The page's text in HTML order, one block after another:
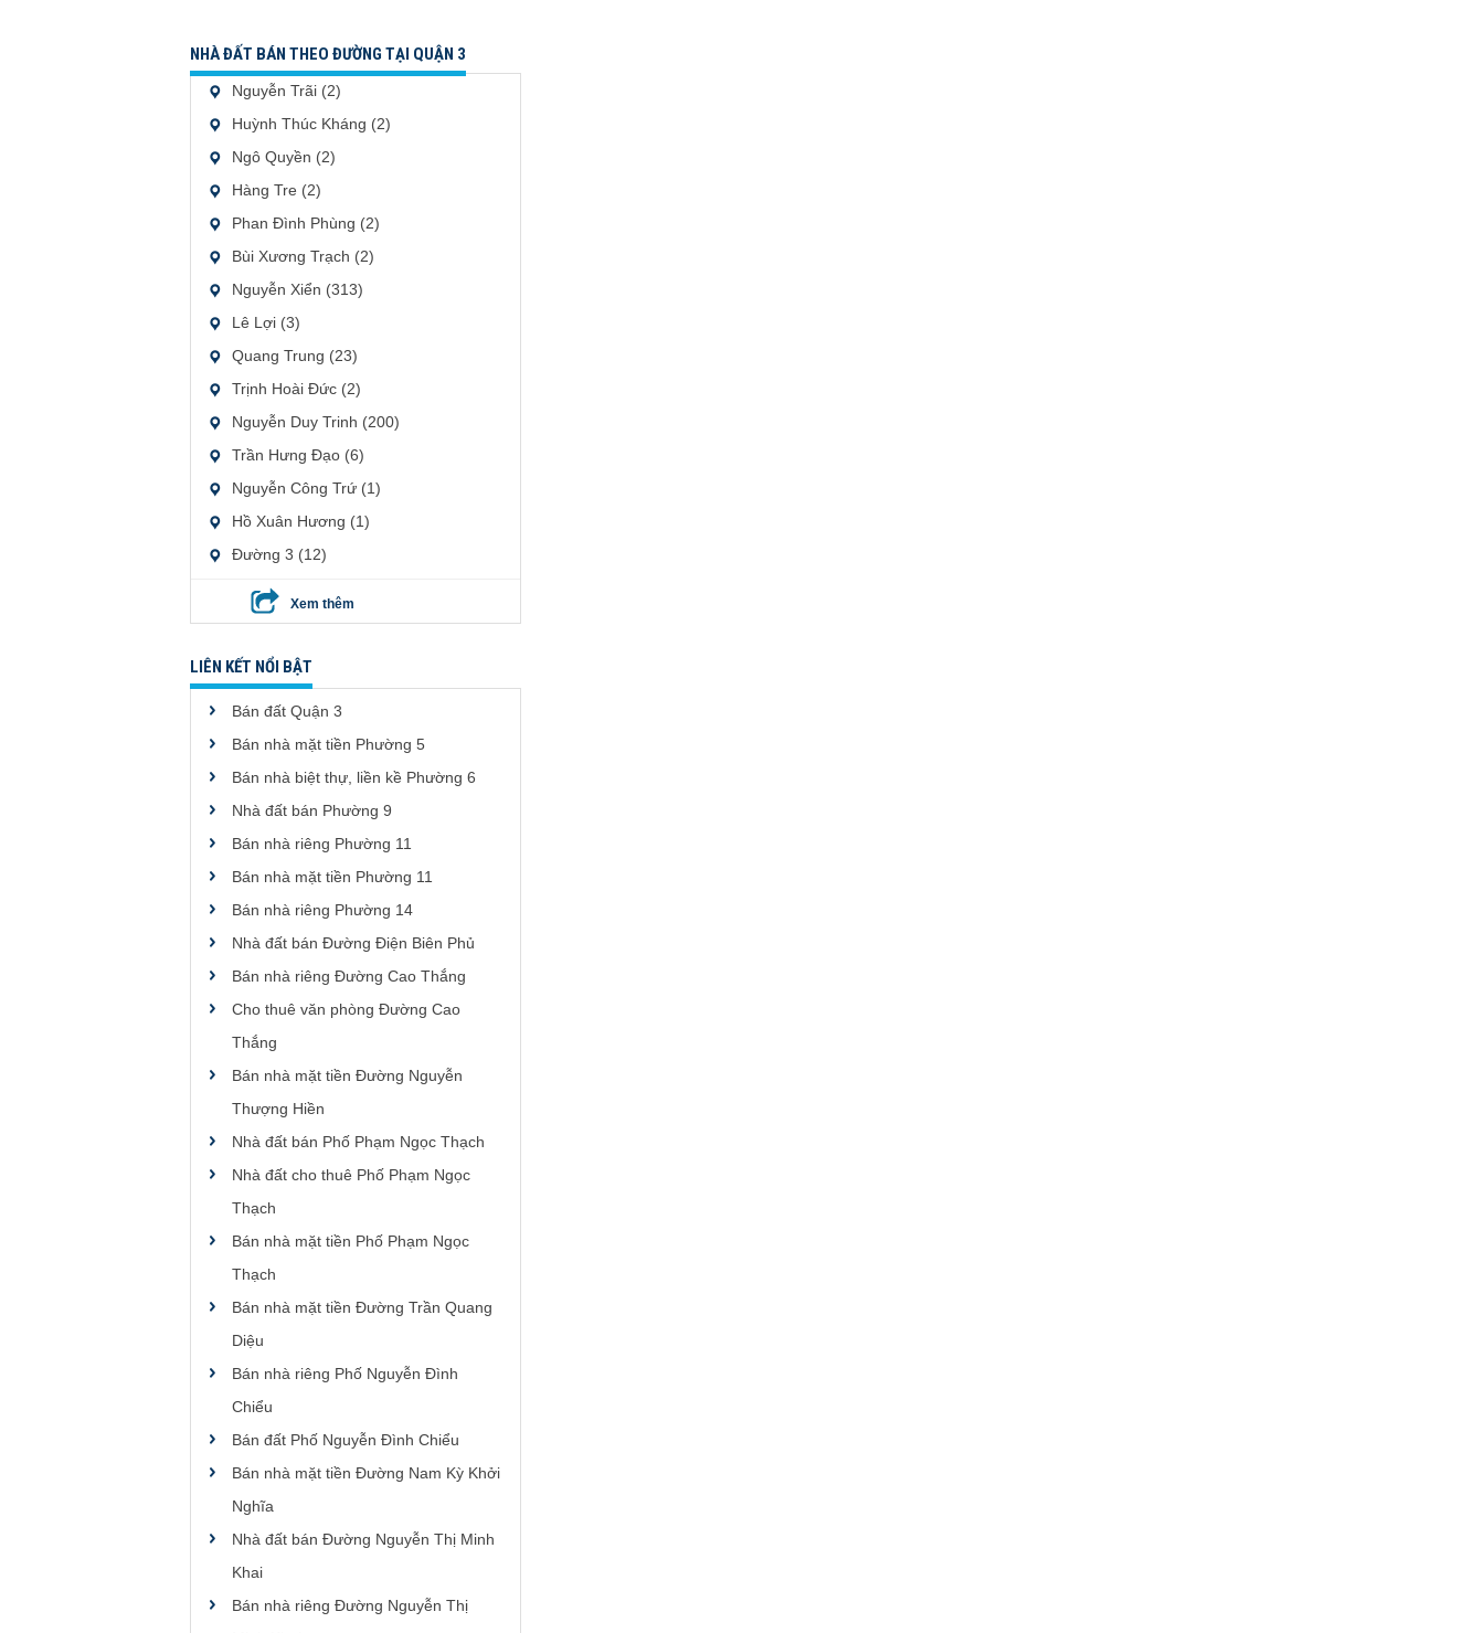
NHÀ ĐẤT BÁN THEO ĐƯỜNG TẠI QUẬN 3
Nguyễn Trãi (2)
Huỳnh Thúc Kháng (2)
Ngô Quyền (2)
Hàng Tre (2)
Phan Đình Phùng (2)
Bùi Xương Trạch (2)
Nguyễn Xiển (313)
Lê Lợi (3)
Quang Trung (23)
Trịnh Hoài Đức (2)
Nguyễn Duy Trinh (200)
Trần Hưng Đạo (6)
Nguyễn Công Trứ (1)
Hồ Xuân Hương (1)
Đường 3 (12)
Xem thêm
LIÊN KẾT NỔI BẬT
Bán đất Quận 3
Bán nhà mặt tiền Phường 5
Bán nhà biệt thự, liền kề Phường 6
Nhà đất bán Phường 9
Bán nhà riêng Phường 11
Bán nhà mặt tiền Phường 11
Bán nhà riêng Phường 14
Nhà đất bán Đường Điện Biên Phủ
Bán nhà riêng Đường Cao Thắng
Cho thuê văn phòng Đường Cao
Thắng
Bán nhà mặt tiền Đường Nguyễn
Thượng Hiền
Nhà đất bán Phố Phạm Ngọc Thạch
Nhà đất cho thuê Phố Phạm Ngọc
Thạch
Bán nhà mặt tiền Phố Phạm Ngọc
Thạch
Bán nhà mặt tiền Đường Trần Quang
Diệu
Bán nhà riêng Phố Nguyễn Đình
Chiểu
Bán đất Phố Nguyễn Đình Chiểu
Bán nhà mặt tiền Đường Nam Kỳ Khởi
Nghĩa
Nhà đất bán Đường Nguyễn Thị Minh
Khai
Bán nhà riêng Đường Nguyễn Thị